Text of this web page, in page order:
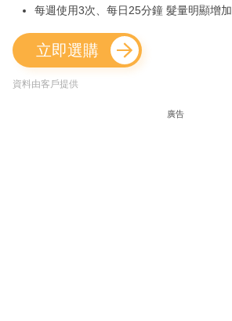
每週使用3次、每日25分鐘 髮量明顯增加
立即選購
資料由客戶提供
廣告